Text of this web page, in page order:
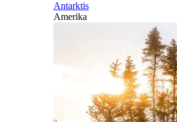
Antarktis
Amerika